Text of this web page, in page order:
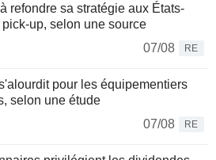
refondre sa stratégie aux États-
up, selon une source
07/08
RE
pour les équipementiers
selon une étude
07/08
RE